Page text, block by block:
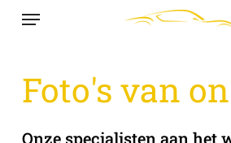
Skip
content
Menu
Foto's van
Onze specialisten aan het